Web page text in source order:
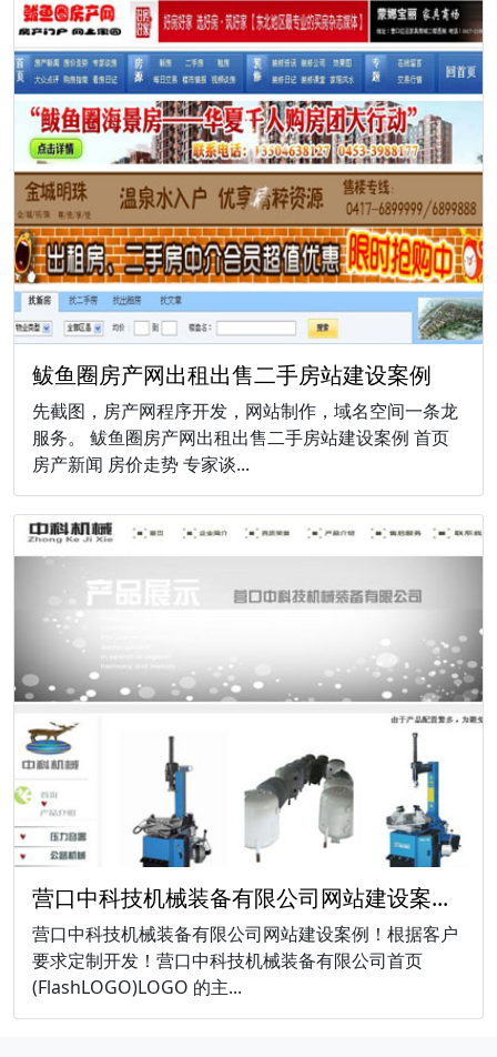
鲅鱼圈房产网出租出售二手房站建设案例
先截图，房产网程序开发，网站制作，域名空间一条龙
服务。 鲅鱼圈房产网出租出售二手房站建设案例 首页
房产新闻 房价走势 专家谈...
营口中科技机械装备有限公司网站建设案...
营口中科技机械装备有限公司网站建设案例！根据客户
要求定制开发！营口中科技机械装备有限公司首页
(FlashLOGO)LOGO 的主...